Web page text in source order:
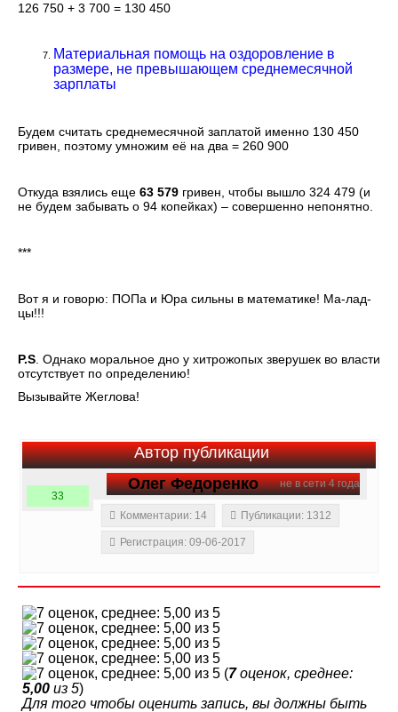
126 750 + 3 700 = 130 450
Материальная помощь на оздоровление в
размере, не превышающем среднемесячной
зарплаты
Будем считать среднемесячной заплатой именно 130 450
гривен, поэтому умножим её на два = 260 900
Откуда взялись еще 63 579 гривен, чтобы вышло 324 479 (и
не будем забывать о 94 копейках) – совершенно непонятно.
***
Вот я и говорю: ПОПа и Юра сильны в математике! Ма-лад-
цы!!!
P.S. Однако моральное дно у хитрожопых зверушек во власти
отсутствует по определению!
Вызывайте Жеглова!
Автор публикации
не в сети 4 года
Олег Федоренко
33
Комментарии: 14
Публикации: 1312
Регистрация: 09-06-2017
(7оценок, среднее:
5,00 из 5)
Для того чтобы оценить запись, вы должны быть